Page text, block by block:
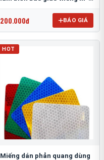
200.000đ BÁO GIÁ
HOT
Miếng dán phản quang dùng